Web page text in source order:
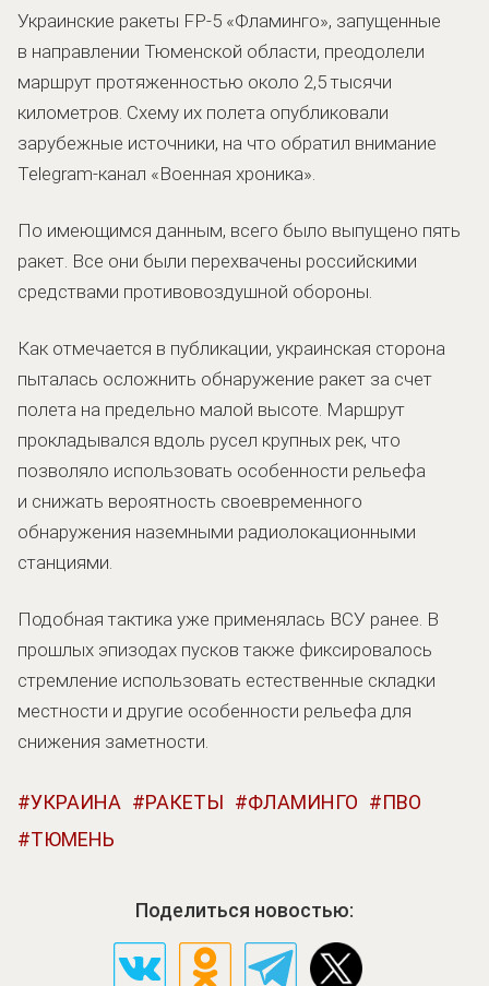
Украинские ракеты FP-5 «Фламинго», запущенные
в направлении Тюменской области, преодолели
маршрут протяженностью около 2,5 тысячи
километров. Схему их полета опубликовали
зарубежные источники, на что обратил внимание
Telegram-канал «Военная хроника».
По имеющимся данным, всего было выпущено пять
ракет. Все они были перехвачены российскими
средствами противовоздушной обороны.
Как отмечается в публикации, украинская сторона
пыталась осложнить обнаружение ракет за счет
полета на предельно малой высоте. Маршрут
прокладывался вдоль русел крупных рек, что
позволяло использовать особенности рельефа
и снижать вероятность своевременного
обнаружения наземными радиолокационными
станциями.
Подобная тактика уже применялась ВСУ ранее. В
прошлых эпизодах пусков также фиксировалось
стремление использовать естественные складки
местности и другие особенности рельефа для
снижения заметности.
УКРАИНА РАКЕТЫ ФЛАМИНГО
ПВО
ТЮМЕНЬ
Поделиться новостью: